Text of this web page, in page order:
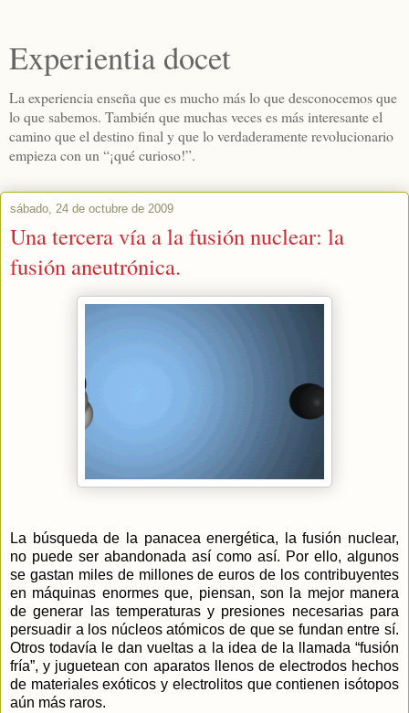
Experientia docet
La experiencia enseña que es mucho más lo que desconocemos que
lo que sabemos. También que muchas veces es más interesante el
camino que el destino final y que lo verdaderamente revolucionario
empieza con un “¡qué curioso!”.
sábado, 24 de octubre de 2009
Una tercera vía a la fusión nuclear: la
fusión aneutrónica.
La búsqueda de la panacea energética, la fusión nuclear,
no puede ser abandonada así como así. Por ello, algunos
se gastan miles de millones de euros de los contribuyentes
en máquinas enormes que, piensan, son la mejor manera
de generar las temperaturas y presiones necesarias para
persuadir a los núcleos atómicos de que se fundan entre sí.
Otros todavía le dan vueltas a la idea de la llamada “fusión
fría”, y juguetean con aparatos llenos de electrodos hechos
de materiales exóticos y electrolitos que contienen isótopos
aún más raros.